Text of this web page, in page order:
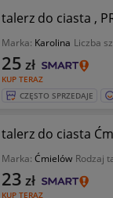
talerz do ciasta ,
Marka: Karolina Liczba
KUP TERAZ
25 zł
CZĘSTO SPRZEDAJE
talerz do ciasta
Marka: Ćmielów Rodzaj
KUP TERAZ
23 zł